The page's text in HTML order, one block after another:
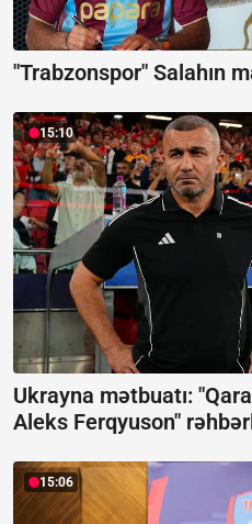
"Trabzonspor" Salahın
15:10
Ukrayna mətbuatı:
Aleks Ferqyuson"
15:06